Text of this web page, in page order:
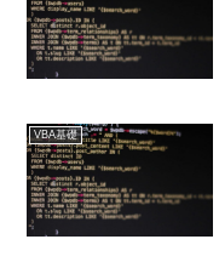
VBA基礎